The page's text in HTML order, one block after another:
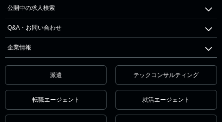
公開中の求人検索
Q&A・お問い合わせ
企業情報
派遣 テックコンサルティング
転職エージェント 就活エージェント